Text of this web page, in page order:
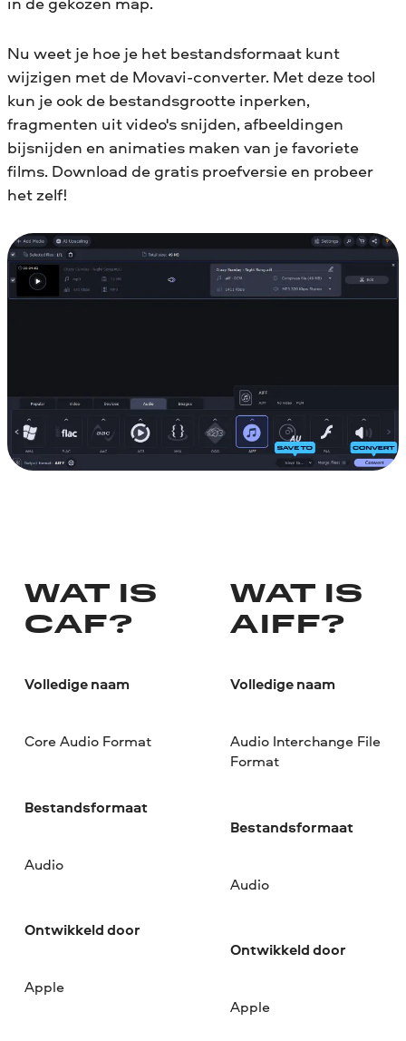
Nu weet je hoe je het bestandsformaat kunt
wijzigen met de Movavi-converter. Met deze tool
kun je ook de bestandsgrootte inperken,
fragmenten uit video's snijden, afbeeldingen
bijsnijden en animaties maken van je favoriete
films. Download de gratis proefversie en probeer
het zelf!
WAT IS
CAF?
Volledige naam
Core Audio Format
Bestandsformaat
Audio
Ontwikkeld door
Apple
WAT IS
AIFF?
Volledige naam
Audio Interchange File
Format
Bestandsformaat
Audio
Ontwikkeld door
Apple